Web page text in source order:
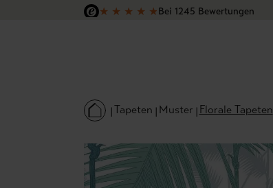
Hauptinhalt springen
Zur Suche springen
Zur Hauptnavigation springen
★ ★ ★ ★ ★Bei 1245 Bewertungen
Tapeten Muster Florale Tapeten